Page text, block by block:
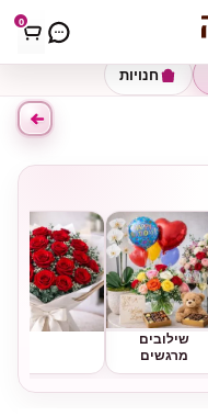
0
חנויות
שילובים
מרגשים